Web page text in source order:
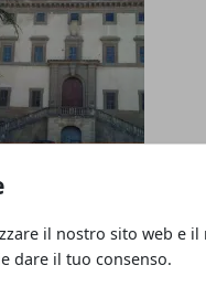
il nostro sito web e il
dare il tuo consenso.
CARPEGNA